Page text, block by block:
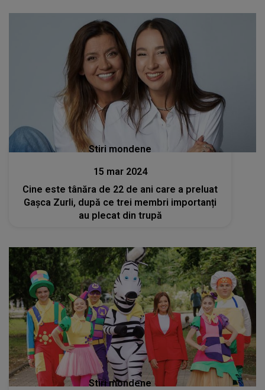
Stiri mondene
15 mar 2024
Cine este tânăra de 22 de ani care a preluat
Gașca Zurli, după ce trei membri importanți
au plecat din trupă
Stiri mondene